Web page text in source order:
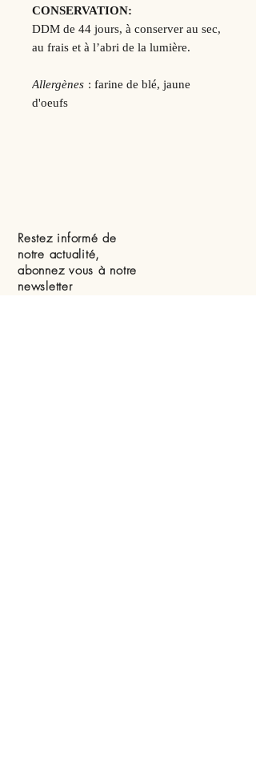
CONSERVATION:
DDM de 44 jours, à conserver au sec,
au frais et à l’abri de la lumière.
Allergènes : farine de blé, jaune
d'oeufs
Restez informé de
notre actualité,
abonnez vous à notre
newsletter